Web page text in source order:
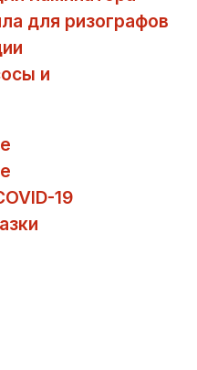
для ризографов
и
19